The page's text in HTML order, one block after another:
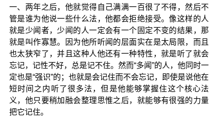
一、两年之后，他就觉得自己满满一百很了不得，然后不
管是谁为他说一些什么法，他都会拒绝接受。像这样的人
就是少闻者，少闻的人一定会有一个固定不变的结果，那
就是叫作寡慧。因为他所听闻的层面实在是太局限，而且
也太狭窄了，并且这种人他还有一种特性，就是听了就会
忘记，记性不好，总是记不住。然而“多闻”的人，他同时一
定也是“强识”的；也就是会记住而不会忘记，即使是说他在
短时间之内听了很多法，但是他能够掌握住这个核心法
义，他只要稍加融会整理思惟之后，就能够有很强的力量
把它记住。